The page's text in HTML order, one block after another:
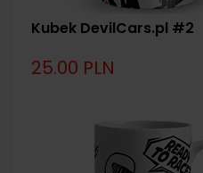
Kubek DevilCars.pl #2
25.00 PLN